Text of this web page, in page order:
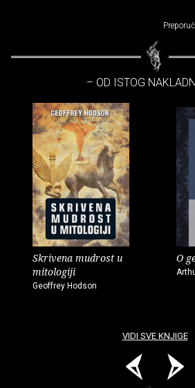
– OD ISTOG
Skrivena mudrost u
mitologiji
Geoffrey Hodson
O
VIDI SVE KNJIGE